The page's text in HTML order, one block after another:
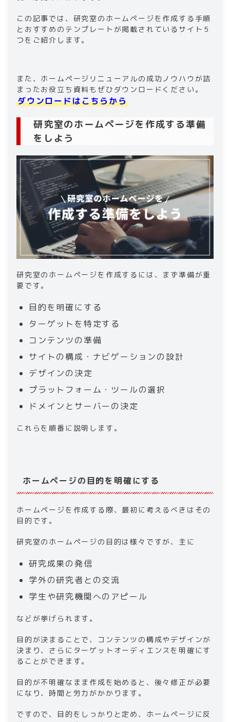
この記事では、研究室のホームページを作成する手順
とおすすめのテンプレートが掲載されているサイト５
つをご紹介します。
また、ホームページリニューアルの成功ノウハウが詰
まったお役立ち資料もぜひダウンロードください。
ダウンロードはこちらから
研究室のホームページを作成する準備
をしよう
研究室のホームページを作成するには、まず準備が重
要です。
目的を明確にする
ターゲットを特定する
コンテンツの準備
サイトの構成・ナビゲーションの設計
デザインの決定
プラットフォーム・ツールの選択
ドメインとサーバーの決定
これらを順番に説明します。
ホームページの目的を明確にする
ホームページを作成する際、最初に考えるべきはその
目的です。
研究室のホームページの目的は様々ですが、主に
研究成果の発信
学外の研究者との交流
学生や研究機関へのアピール
などが挙げられます。
目的が決まることで、コンテンツの構成やデザインが
決まり、さらにターゲットオーディエンスを明確にす
ることができます。
目的が不明確なまま作成を始めると、後々修正が必要
になり、時間と労力がかかります。
ですので、目的をしっかりと定め、ホームページに反